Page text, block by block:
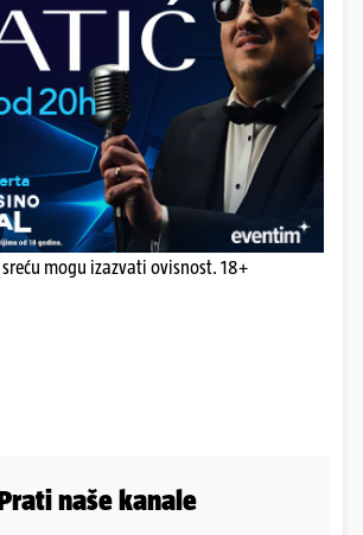
mogu izazvati ovisnost. 18+
naše kanale